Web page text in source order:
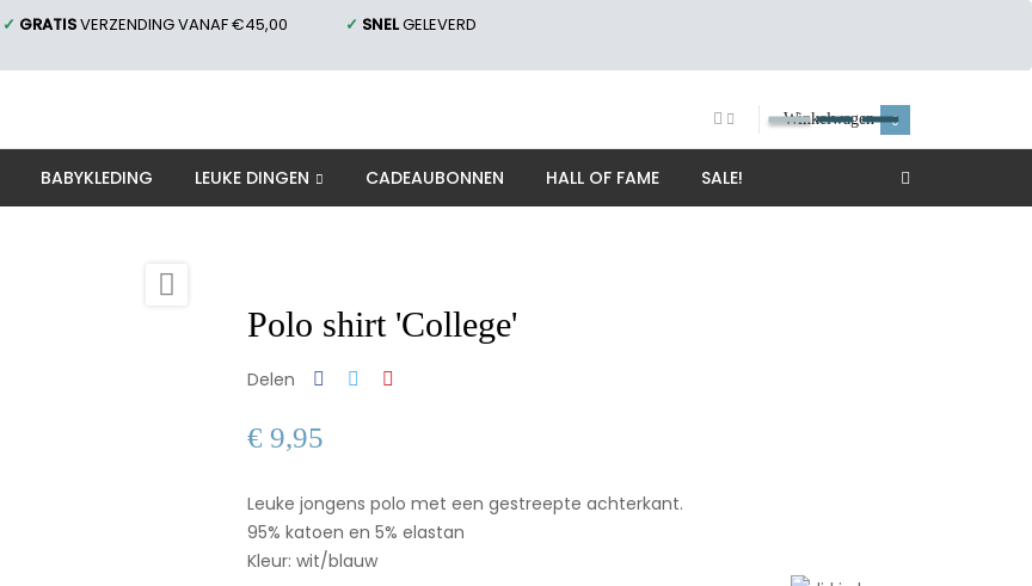
✓ GRATISVERZENDING VANAF €45,00 ✓ SNELGELEVERD
Winkelwagen 0
BABYKLEDING LEUKE DINGEN CADEAUBONNEN HALL OF FAME
SALE!

Polo shirt 'College'
Delen
€ 9,95
Leuke jongens polo met een gestreepte achterkant.
95% katoen en 5% elastan
Kleur: wit/blauw